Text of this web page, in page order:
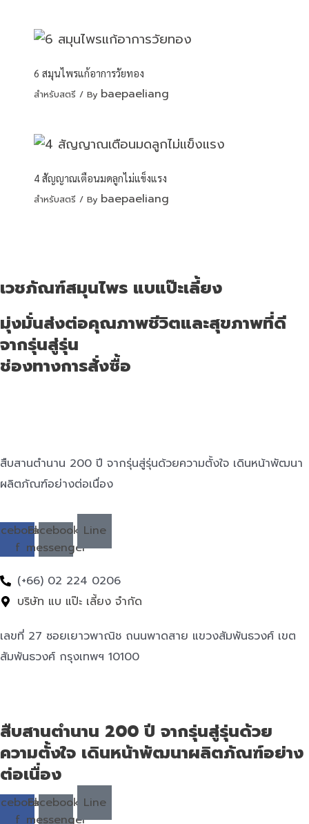
6 สมุนไพรแก้อาการวัยทอง
สำหรับสตรี / By baepaeliang
4 สัญญาณเตือนมดลูกไม่แข็งแรง
สำหรับสตรี / By baepaeliang
เวชภัณฑ์สมุนไพร แบแป๊ะเลี้ยง
มุ่งมั่นส่งต่อคุณภาพชีวิตและสุขภาพที่ดี
จากรุ่นสู่รุ่น
ช่องทางการสั่งซื้อ
สืบสานตำนาน 200 ปี จากรุ่นสู่รุ่นด้วยความตั้งใจ เดินหน้าพัฒนา
ผลิตภัณฑ์อย่างต่อเนื่อง
f
Facebook-
messenger
Line
(+66) 02 224 0206
บริษัท แบ แป๊ะ เลี้ยง จำกัด
เลขที่ 27 ซอยเยาวพาณิช ถนนพาดสาย แขวงสัมพันธวงศ์ เขต
สัมพันธวงศ์ กรุงเทพฯ 10100
สืบสานตำนาน 200 ปี จากรุ่นสู่รุ่นด้วย
ความตั้งใจ เดินหน้าพัฒนาผลิตภัณฑ์อย่าง
ต่อเนื่อง
f
Facebook-
messenger
Line